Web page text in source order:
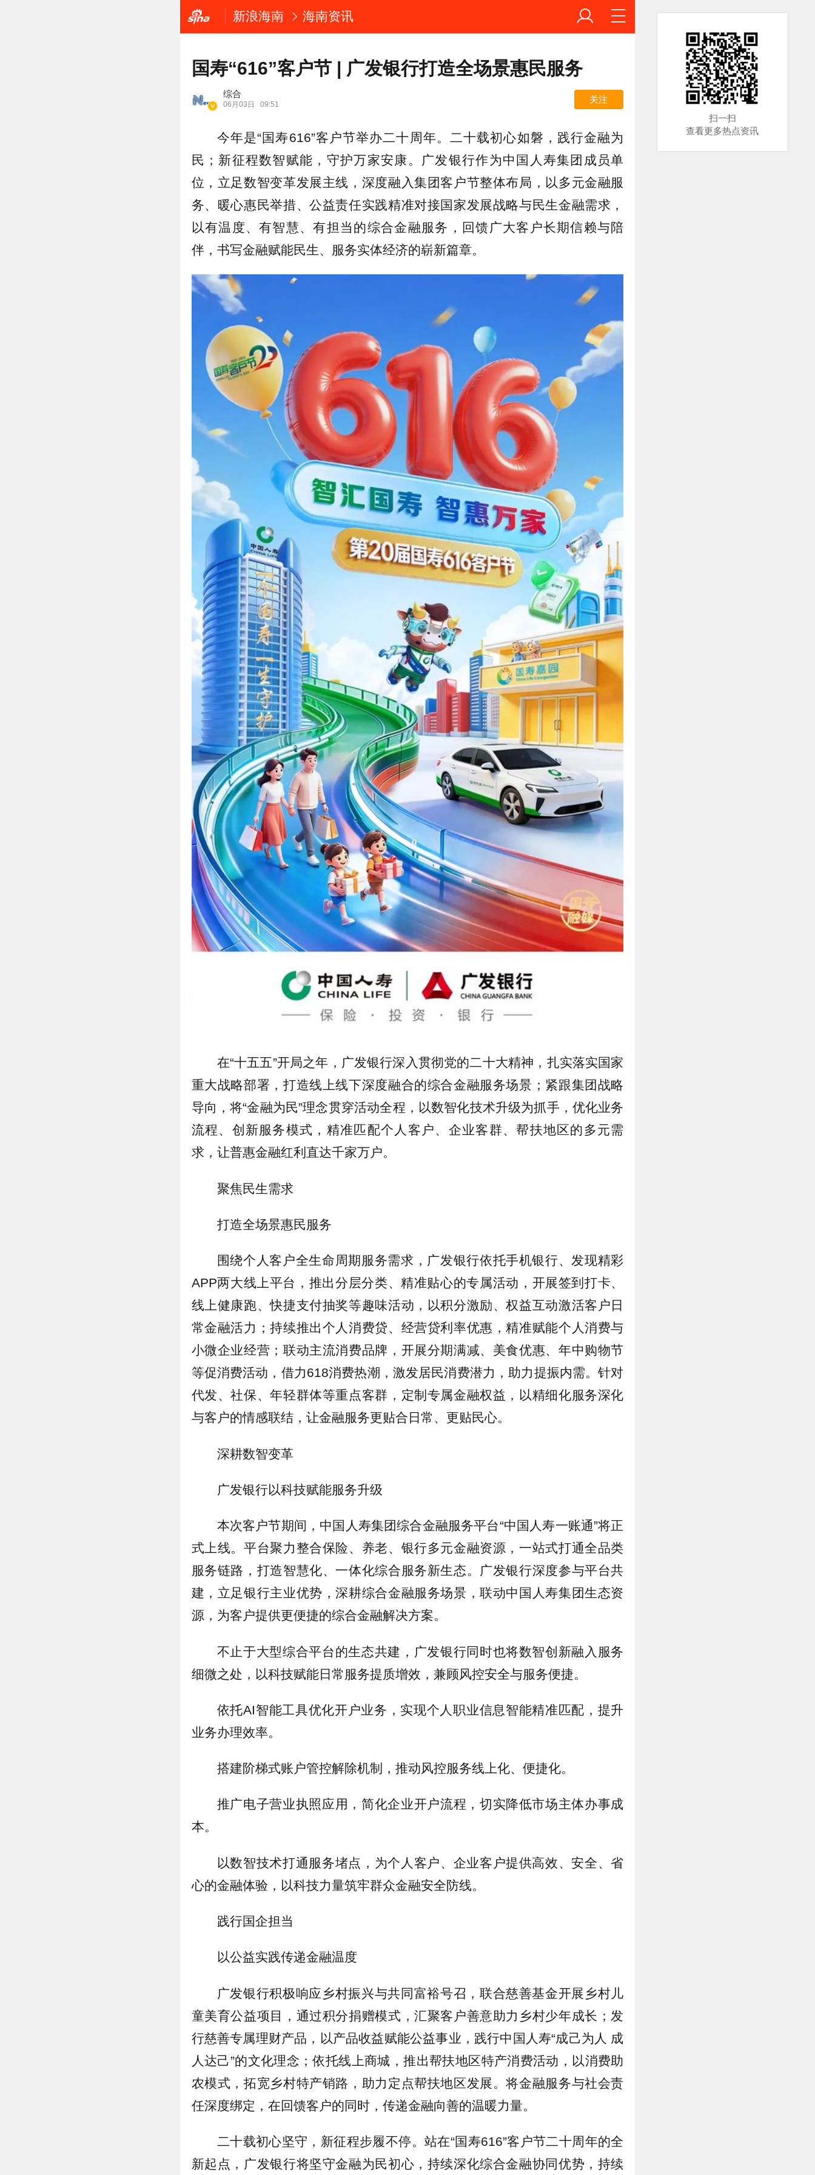
新浪海南 海南资讯
国寿“616”客户节 | 广发银行打造全场景惠民服务
综合
06月03日 09:51
关注
今年是“国寿616”客户节举办二十周年。二十载初心如磐，践行金融为
民；新征程数智赋能，守护万家安康。广发银行作为中国人寿集团成员单
位，立足数智变革发展主线，深度融入集团客户节整体布局，以多元金融服
务、暖心惠民举措、公益责任实践精准对接国家发展战略与民生金融需求，
以有温度、有智慧、有担当的综合金融服务，回馈广大客户长期信赖与陪
伴，书写金融赋能民生、服务实体经济的崭新篇章。
在“十五五”开局之年，广发银行深入贯彻党的二十大精神，扎实落实国家
重大战略部署，打造线上线下深度融合的综合金融服务场景；紧跟集团战略
导向，将“金融为民”理念贯穿活动全程，以数智化技术升级为抓手，优化业务
流程、创新服务模式，精准匹配个人客户、企业客群、帮扶地区的多元需
求，让普惠金融红利直达千家万户。
聚焦民生需求
打造全场景惠民服务
围绕个人客户全生命周期服务需求，广发银行依托手机银行、发现精彩
APP两大线上平台，推出分层分类、精准贴心的专属活动，开展签到打卡、
线上健康跑、快捷支付抽奖等趣味活动，以积分激励、权益互动激活客户日
常金融活力；持续推出个人消费贷、经营贷利率优惠，精准赋能个人消费与
小微企业经营；联动主流消费品牌，开展分期满减、美食优惠、年中购物节
等促消费活动，借力618消费热潮，激发居民消费潜力，助力提振内需。针对
代发、社保、年轻群体等重点客群，定制专属金融权益，以精细化服务深化
与客户的情感联结，让金融服务更贴合日常、更贴民心。
深耕数智变革
广发银行以科技赋能服务升级
本次客户节期间，中国人寿集团综合金融服务平台“中国人寿一账通”将正
式上线。平台聚力整合保险、养老、银行多元金融资源，一站式打通全品类
服务链路，打造智慧化、一体化综合服务新生态。广发银行深度参与平台共
建，立足银行主业优势，深耕综合金融服务场景，联动中国人寿集团生态资
源，为客户提供更便捷的综合金融解决方案。
不止于大型综合平台的生态共建，广发银行同时也将数智创新融入服务
细微之处，以科技赋能日常服务提质增效，兼顾风控安全与服务便捷。
依托AI智能工具优化开户业务，实现个人职业信息智能精准匹配，提升
业务办理效率。
搭建阶梯式账户管控解除机制，推动风控服务线上化、便捷化。
推广电子营业执照应用，简化企业开户流程，切实降低市场主体办事成
本。
以数智技术打通服务堵点，为个人客户、企业客户提供高效、安全、省
心的金融体验，以科技力量筑牢群众金融安全防线。
践行国企担当
以公益实践传递金融温度
广发银行积极响应乡村振兴与共同富裕号召，联合慈善基金开展乡村儿
童美育公益项目，通过积分捐赠模式，汇聚客户善意助力乡村少年成长；发
行慈善专属理财产品，以产品收益赋能公益事业，践行中国人寿“成己为人 成
人达己”的文化理念；依托线上商城，推出帮扶地区特产消费活动，以消费助
农模式，拓宽乡村特产销路，助力定点帮扶地区发展。将金融服务与社会责
任深度绑定，在回馈客户的同时，传递金融向善的温暖力量。
二十载初心坚守，新征程步履不停。站在“国寿616”客户节二十周年的全
新起点，广发银行将坚守金融为民初心，持续深化综合金融协同优势，持续
扫一扫
查看更多热点资讯